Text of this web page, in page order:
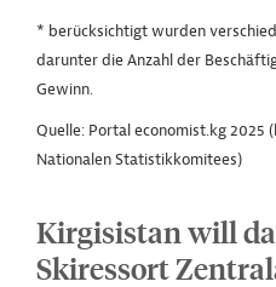
* berücksichtigt wurden
darunter die Anzahl der
Gewinn.
Quelle: Portal economist.kg 2025
Nationalen Statistikkomitees)
Kirgisistan will
Skiressort